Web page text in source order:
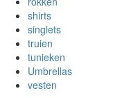
shirts
singlets
truien
tunieken
Umbrellas
vesten